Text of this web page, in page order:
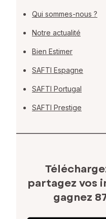
Qui sommes-nous ?
Notre actualité
Bien Estimer
SAFTI Espagne
SAFTI Portugal
SAFTI Prestige
partagez vos
gagnez